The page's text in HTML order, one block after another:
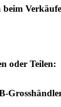
beim
oder Teilen: